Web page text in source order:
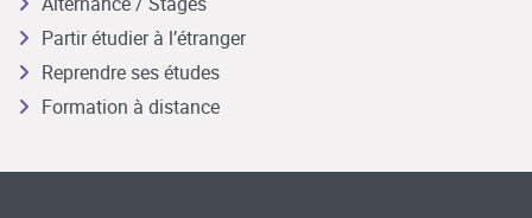
Partir étudier à l’étranger
Reprendre ses études
Formation à distance